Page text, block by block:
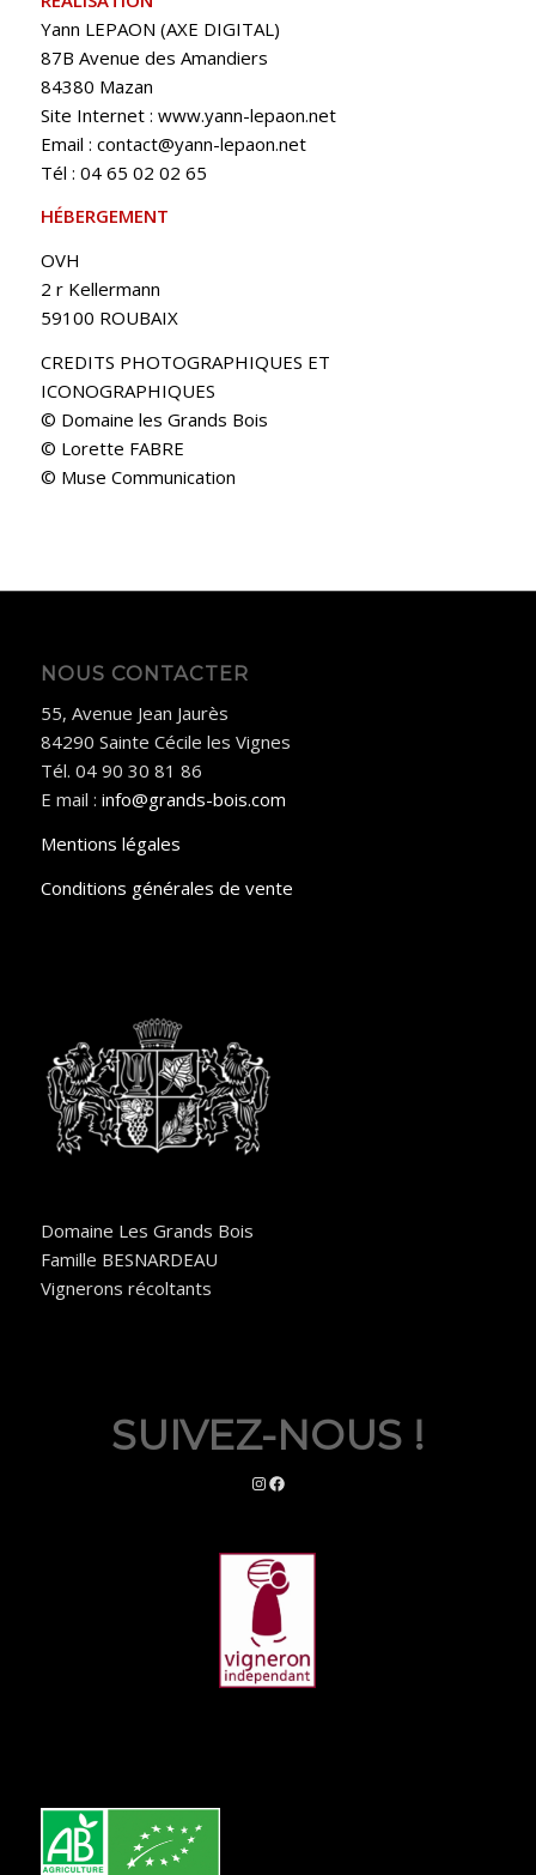
Yann LEPAON (AXE DIGITAL)
87B Avenue des Amandiers
84380 Mazan
Site Internet : www.yann-lepaon.net
Email : contact@yann-lepaon.net
Tél : 04 65 02 02 65
HÉBERGEMENT
OVH
2 r Kellermann
59100 ROUBAIX
CREDITS PHOTOGRAPHIQUES ET
ICONOGRAPHIQUES
© Domaine les Grands Bois
© Lorette FABRE
© Muse Communication
NOUS CONTACTER
55, Avenue Jean Jaurès
84290 Sainte Cécile les Vignes
Tél. 04 90 30 81 86
E mail : info@grands-bois.com
Mentions légales
Conditions générales de vente
Domaine Les Grands Bois
Famille BESNARDEAU
Vignerons récoltants
SUIVEZ-NOUS !